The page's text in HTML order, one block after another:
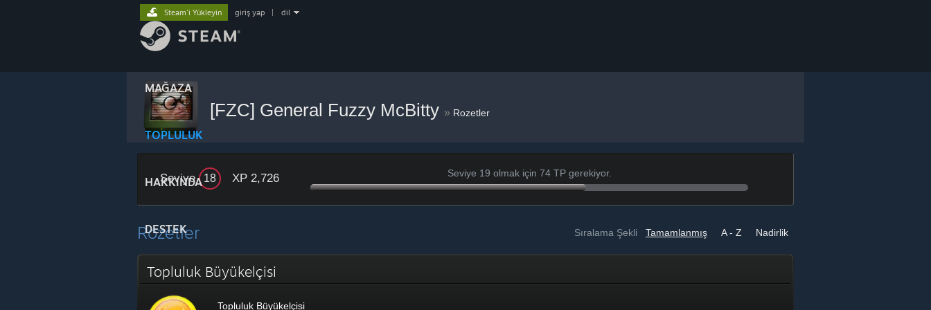
MAĞAZA
TOPLULUK
HAKKINDA
DESTEK
Steam'i Yükleyin giriş yap dil
[FZC] General Fuzzy McBitty » Rozetler
Seviye 18 XP 2,726 Seviye 19 olmak için 74 TP gerekiyor.
Sıralama Şekli Tamamlanmış A - Z Nadirlik
Rozetler
Topluluk Büyükelçisi
Topluluk Büyükelçisi